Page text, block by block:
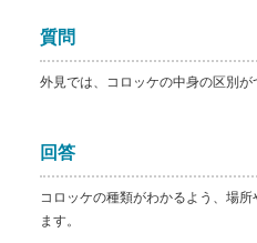
質問
外見では、コロッケの中身の区別が
回答
コロッケの種類がわかるよう、場
ます。